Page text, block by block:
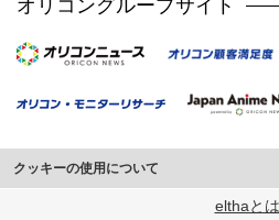
オリコングループサイト
クッキーの使用について
このサイトでは Cookie を使用して、ユー
elthaとは